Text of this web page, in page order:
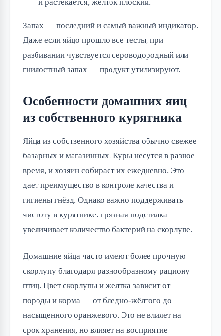
и растекается, желток плоский.
Запах — последний и самый важный индикатор.
Даже если яйцо прошло все тесты, при
разбивании чувствуется сероводородный или
гнилостный запах — продукт утилизируют.
Особенности домашних яиц
из собственного курятника
Яйца из собственного хозяйства обычно свежее
базарных и магазинных. Куры несутся в разное
время, и хозяин собирает их ежедневно. Это
даёт преимущество в контроле качества и
гигиены гнёзд. Однако важно поддерживать
чистоту в курятнике: грязная подстилка
увеличивает количество бактерий на скорлупе.
Домашние яйца часто имеют более прочную
скорлупу благодаря разнообразному рациону
птиц. Цвет скорлупы и желтка зависит от
породы и корма — от бледно-жёлтого до
насыщенного оранжевого. Это не влияет на
срок хранения, но влияет на восприятие